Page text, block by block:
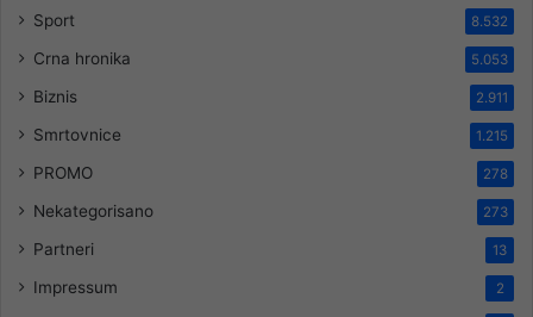
Sport 8.532
Crna hronika 5.053
Biznis 2.911
Smrtovnice 1.215
PROMO 278
Nekategorisano 273
Partneri 13
Impressum 2